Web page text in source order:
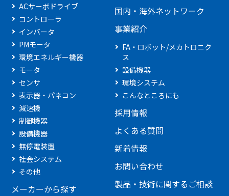
ACサーボドライブ
コントローラ
インバータ
PMモータ
環境エネルギー機器
モータ
センサ
表示器・パネコン
減速機
制御機器
設備機器
無停電装置
社会システム
その他
メーカーから探す
国内・海外ネットワーク
事業紹介
FA・ロボット/メカトロニク
ス
設備機器
環境システム
こんなところにも
採用情報
よくある質問
新着情報
お問い合わせ
製品・技術に関するご相談